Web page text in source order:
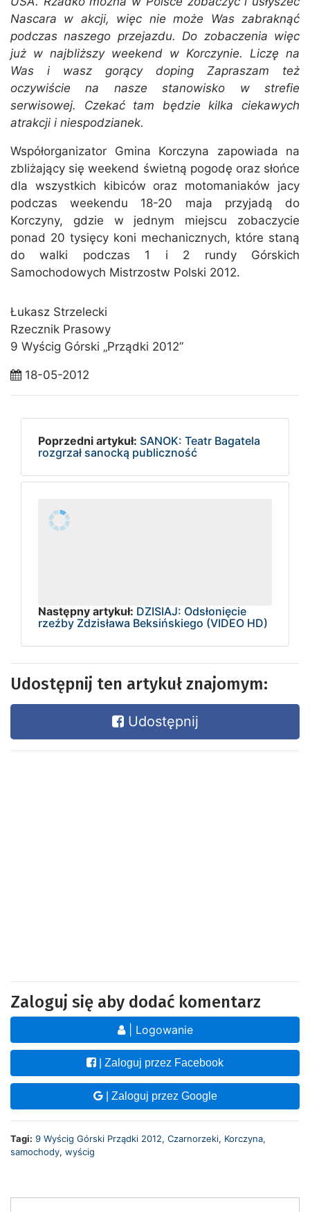
Nascara w akcji, więc nie może Was zabraknąć
podczas naszego przejazdu. Do zobaczenia więc
już w najbliższy weekend w Korczynie. Liczę na
Was i wasz gorący doping Zapraszam też
oczywiście na nasze stanowisko w strefie
serwisowej. Czekać tam będzie kilka ciekawych
atrakcji i niespodzianek.
Współorganizator Gmina Korczyna zapowiada na
zbliżający się weekend świetną pogodę oraz słońce
dla wszystkich kibiców oraz motomaniaków jacy
podczas weekendu 18-20 maja przyjadą do
Korczyny, gdzie w jednym miejscu zobaczycie
ponad 20 tysięcy koni mechanicznych, które staną
do walki podczas 1 i 2 rundy Górskich
Samochodowych Mistrzostw Polski 2012.
Łukasz Strzelecki
Rzecznik Prasowy
9 Wyścig Górski „Prządki 2012”
18-05-2012
Poprzedni artykuł: SANOK: Teatr Bagatela
rozgrzał sanocką publiczność
Następny artykuł: DZISIAJ: Odsłonięcie
rzeźby Zdzisława Beksińskiego (VIDEO HD)
Udostępnij ten artykuł znajomym:
Udostępnij
Zaloguj się aby dodać komentarz
| Logowanie
| Zaloguj przez Facebook
| Zaloguj przez Google
Tagi: 9 Wyścig Górski Prządki 2012, Czarnorzeki, Korczyna,
samochody, wyścig